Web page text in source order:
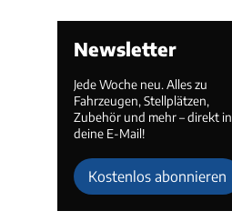
Newsletter
Jede Woche neu. Alles zu
Fahrzeugen, Stellplätzen,
Zubehör und mehr – direkt in
deine E-Mail!
Kostenlos abonnieren